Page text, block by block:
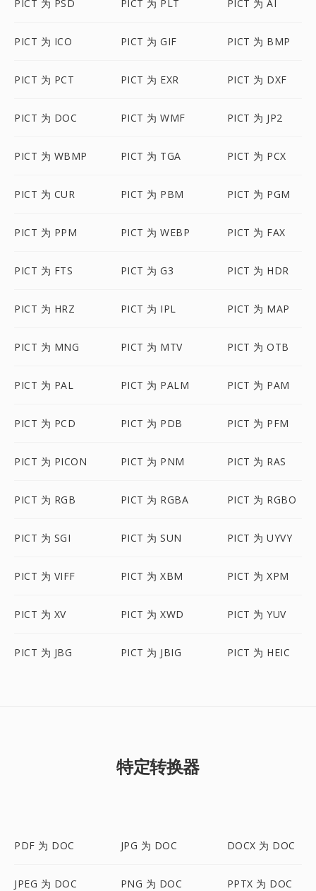
PICT 为 PSD PICT 为 PLT PICT 为 AI
PICT 为 ICO PICT 为 GIF PICT 为 BMP
PICT 为 PCT PICT 为 EXR PICT 为 DXF
PICT 为 DOC PICT 为 WMF PICT 为 JP2
PICT 为 WBMP PICT 为 TGA PICT 为 PCX
PICT 为 CUR PICT 为 PBM PICT 为 PGM
PICT 为 PPM PICT 为 WEBP PICT 为 FAX
PICT 为 FTS PICT 为 G3 PICT 为 HDR
PICT 为 HRZ PICT 为 IPL PICT 为 MAP
PICT 为 MNG PICT 为 MTV PICT 为 OTB
PICT 为 PAL PICT 为 PALM PICT 为 PAM
PICT 为 PCD PICT 为 PDB PICT 为 PFM
PICT 为 PICON PICT 为 PNM PICT 为 RAS
PICT 为 RGB PICT 为 RGBA PICT 为 RGBO
PICT 为 SGI PICT 为 SUN PICT 为 UYVY
PICT 为 VIFF PICT 为 XBM PICT 为 XPM
PICT 为 XV PICT 为 XWD PICT 为 YUV
PICT 为 JBG PICT 为 JBIG PICT 为 HEIC
特定转换器
PDF 为 DOC JPG 为 DOC DOCX 为 DOC
JPEG 为 DOC PNG 为 DOC PPTX 为 DOC